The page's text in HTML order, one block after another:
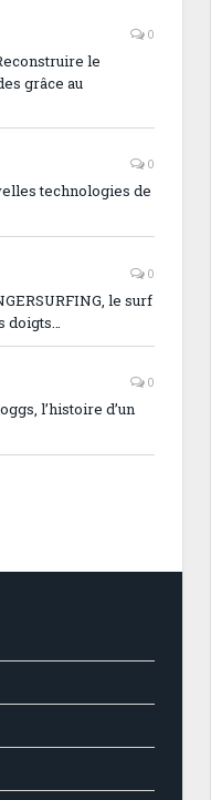
0
le
grâce au
0
technologies de
0
le surf
doigts…
0
l’histoire d’un